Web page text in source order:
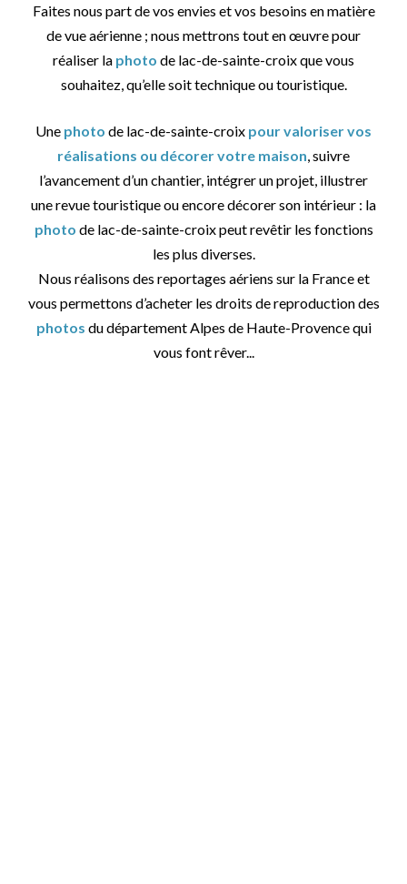
Faites nous part de vos envies et vos besoins en matière
de vue aérienne ; nous mettrons tout en œuvre pour
réaliser la photo de lac-de-sainte-croix que vous
souhaitez, qu’elle soit technique ou touristique.
Une photo de lac-de-sainte-croix pour valoriser vos
réalisations ou décorer votre maison, suivre
l’avancement d’un chantier, intégrer un projet, illustrer
une revue touristique ou encore décorer son intérieur : la
photo de lac-de-sainte-croix peut revêtir les fonctions
les plus diverses.
Nous réalisons des reportages aériens sur la France et
vous permettons d’acheter les droits de reproduction des
photos du département Alpes de Haute-Provence qui
vous font rêver...